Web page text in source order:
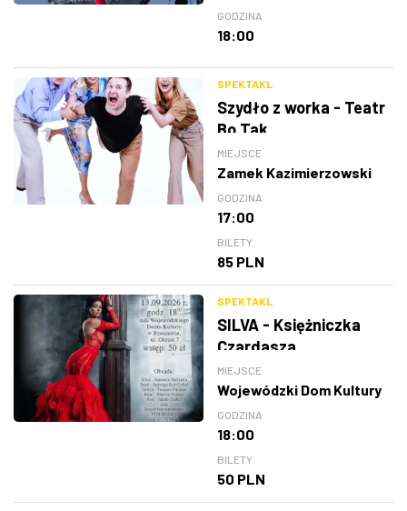
GODZINA
18:00
SPEKTAKL
Szydło z worka - Teatr
Bo Tak
MIEJSCE
Zamek Kazimierzowski
GODZINA
17:00
BILETY
85 PLN
SPEKTAKL
SILVA - Księżniczka
Czardasza
MIEJSCE
Wojewódzki Dom Kultury
GODZINA
18:00
BILETY
50 PLN